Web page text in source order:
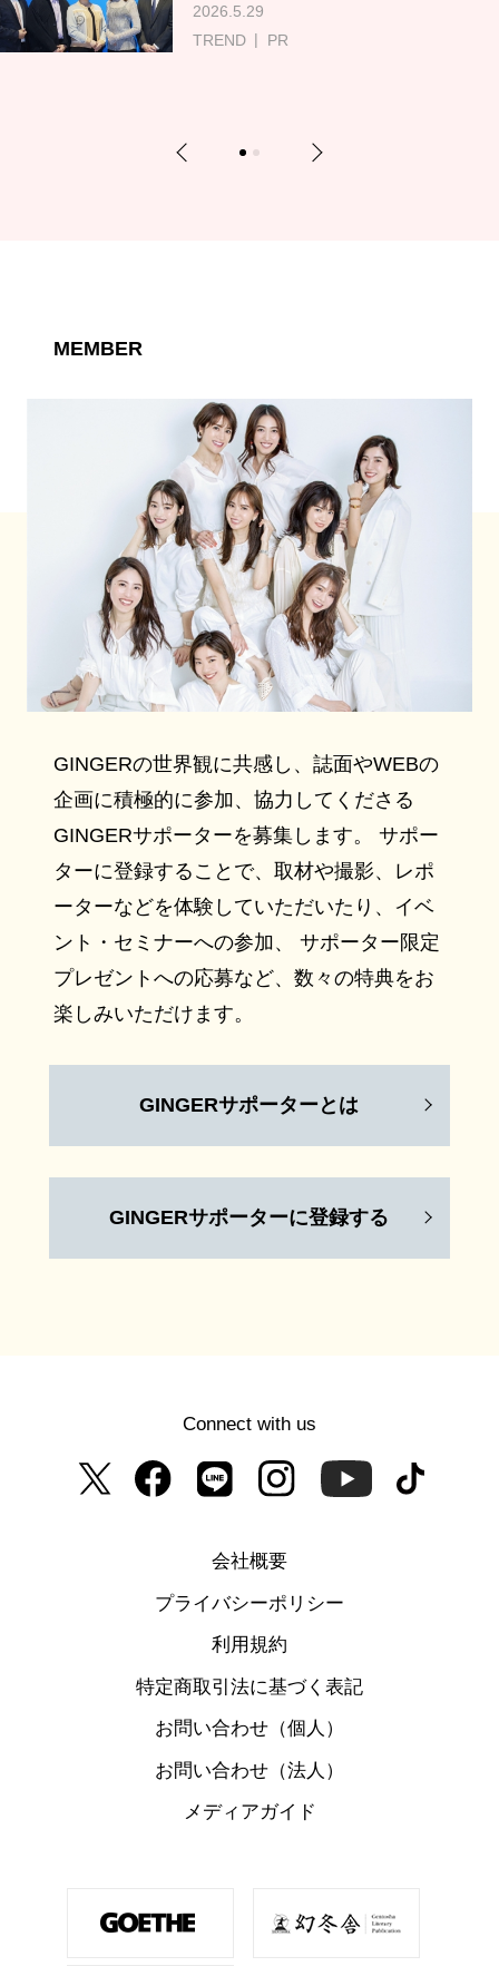
2026.5.29
TREND
PR
Previous 1 2 Next
MEMBER
GINGERの世界観に共感し、誌面やWEBの
企画に積極的に参加、協力してくださる
GINGERサポーターを募集します。 サポー
ターに登録することで、取材や撮影、レポ
ーターなどを体験していただいたり、イベ
ント・セミナーへの参加、 サポーター限定
プレゼントへの応募など、数々の特典をお
楽しみいただけます。
GINGERサポーターとは
GINGERサポーターに登録する
Connect with us
会社概要
プライバシーポリシー
利用規約
特定商取引法に基づく表記
お問い合わせ（個人）
お問い合わせ（法人）
メディアガイド